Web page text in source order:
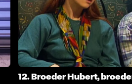
12. Broeder Hubert,